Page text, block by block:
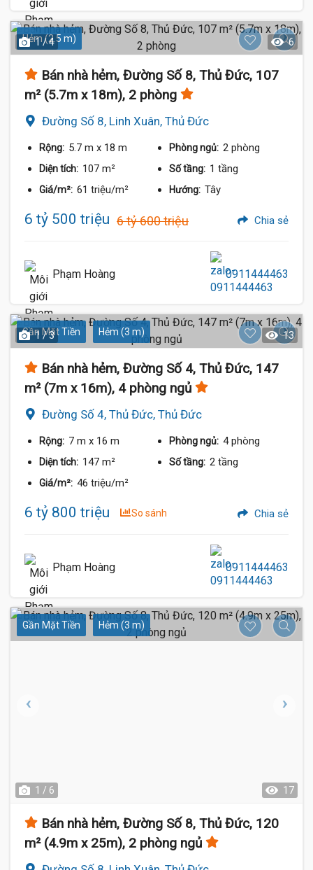
Hẻm (2.5 m)
1 / 4 6
Bán nhà hẻm, Đường Số 8, Thủ Đức, 107
m² (5.7m x 18m), 2 phòng
Đường Số 8, Linh Xuân, Thủ Đức
Rộng: 5.7 m x 18 m Phòng ngủ: 2 phòng
Diện tích: 107 m² Số tầng: 1 tầng
Giá/m²: 61 triệu/m² Hướng: Tây
6 tỷ 500 triệu 6 tỷ 600 triệu Chia sẻ
Phạm Hoàng 0911444463
Gần Mặt Tiền Hẻm (3 m)
1 / 3 13
Bán nhà hẻm, Đường Số 4, Thủ Đức, 147
m² (7m x 16m), 4 phòng ngủ
Đường Số 4, Thủ Đức, Thủ Đức
Rộng: 7 m x 16 m Phòng ngủ: 4 phòng
Diện tích: 147 m² Số tầng: 2 tầng
Giá/m²: 46 triệu/m²
6 tỷ 800 triệu So sánh Chia sẻ
Phạm Hoàng 0911444463
Gần Mặt Tiền Hẻm (3 m)
1 / 6 17
Bán nhà hẻm, Đường Số 8, Thủ Đức, 120
m² (4.9m x 25m), 2 phòng ngủ